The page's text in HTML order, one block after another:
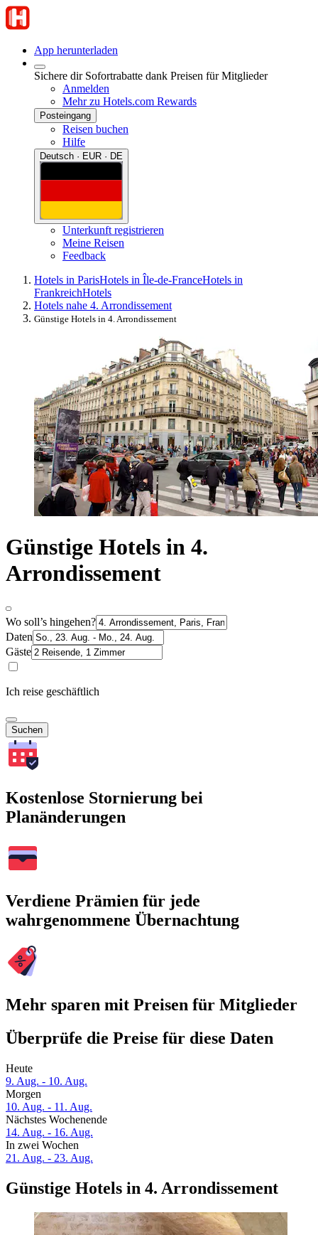
App herunterladen
Sichere dir Sofortrabatte dank Preisen für Mitglieder
Anmelden
Mehr zu Hotels.com Rewards
Posteingang
Reisen buchen
Hilfe
Deutsch · EUR · DE
Unterkunft registrieren
Meine Reisen
Feedback
Hotels in ParisHotels in Île-de-FranceHotels in
FrankreichHotels
Hotels nahe 4. Arrondissement
Günstige Hotels in 4. Arrondissement
Günstige Hotels in 4.
Arrondissement
Wo soll’s hingehen?
Daten
Gäste
Ich reise geschäftlich
Suchen
Kostenlose Stornierung bei
Planänderungen
Verdiene Prämien für jede
wahrgenommene Übernachtung
Mehr sparen mit Preisen für Mitglieder
Überprüfe die Preise für diese Daten
Heute
9. Aug. - 10. Aug.
Morgen
10. Aug. - 11. Aug.
Nächstes Wochenende
14. Aug. - 16. Aug.
In zwei Wochen
21. Aug. - 23. Aug.
Günstige Hotels in 4. Arrondissement